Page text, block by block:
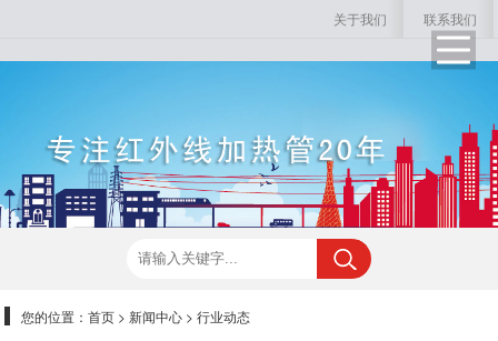
关于我们 联系我们
您的位置：首页 >新闻中心 >行业动态